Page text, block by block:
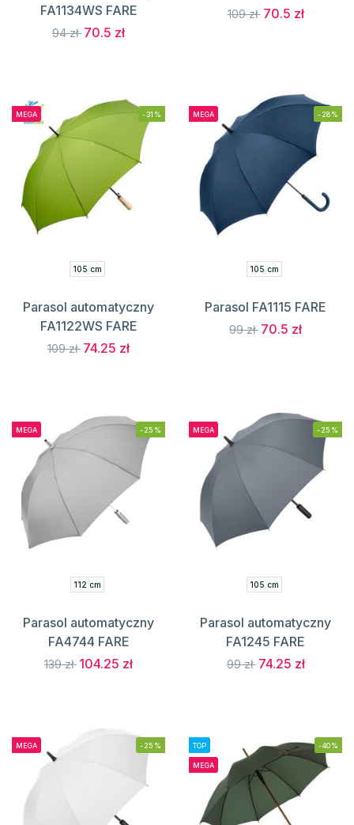
FA1134WS FARE
94 zł 70.5 zł
109 zł 70.5 zł
MEGA -31%
105 cm
Parasol automatyczny
FA1122WS FARE
109 zł 74.25 zł
MEGA -28%
105 cm
Parasol FA1115 FARE
99 zł 70.5 zł
MEGA -25%
112 cm
Parasol automatyczny
FA4744 FARE
139 zł 104.25 zł
MEGA -25%
105 cm
Parasol automatyczny
FA1245 FARE
99 zł 74.25 zł
MEGA -25% TOP
MEGA
-40%